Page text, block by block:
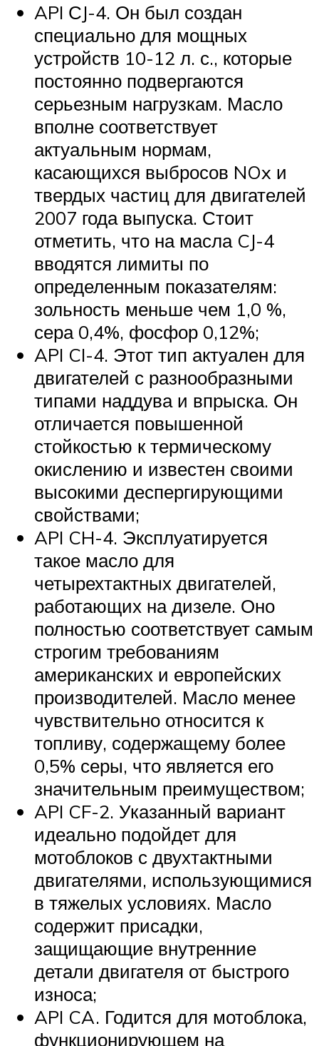
API СJ-4. Он был создан
специально для мощных
устройств 10-12 л. с., которые
постоянно подвергаются
серьезным нагрузкам. Масло
вполне соответствует
актуальным нормам,
касающихся выбросов NOx и
твердых частиц для двигателей
2007 года выпуска. Стоит
отметить, что на масла CJ-4
вводятся лимиты по
определенным показателям:
зольность меньше чем 1,0 %,
сера 0,4%, фосфор 0,12%;
API CI-4. Этот тип актуален для
двигателей с разнообразными
типами наддува и впрыска. Он
отличается повышенной
стойкостью к термическому
окислению и известен своими
высокими деспергирующими
свойствами;
API CH-4. Эксплуатируется
такое масло для
четырехтактных двигателей,
работающих на дизеле. Оно
полностью соответствует самым
строгим требованиям
американских и европейских
производителей. Масло менее
чувствительно относится к
топливу, содержащему более
0,5% серы, что является его
значительным преимуществом;
API CF-2. Указанный вариант
идеально подойдет для
мотоблоков с двухтактными
двигателями, использующимися
в тяжелых условиях. Масло
содержит присадки,
защищающие внутренние
детали двигателя от быстрого
износа;
API CA. Годится для мотоблока,
функционирующем на